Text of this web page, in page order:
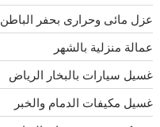
عزل مائى وحرارى بحفر الباطن
عمالة منزلية بالشهر
غسيل سيارات بالبخار الرياض
غسيل مكيفات الدمام والخبر